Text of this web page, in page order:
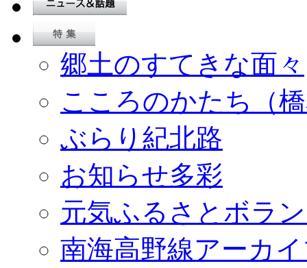
郷土のすてきな面々
こころのかたち（
ぶらり紀北路
お知らせ多彩
元気ふるさとボラ
南海高野線アーカ